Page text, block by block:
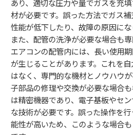
あり、適切な圧力や量でガスを充
材が必要です。誤った方法でガス
性能が低下したり、故障の原因にな
また、配管の洗浄が必要な場合も
エアコンの配管内には、長い使用
が生じることがあります。これを
はなく、専門的な機材とノウハウ
子部品の修理や交換が必要な場合
は精密機器であり、電子基板やセ
な技術が必要です。誤った操作を
能性が高いため、このような場合